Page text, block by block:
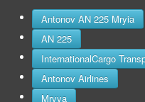
Antonov AN 225 Mryia
AN 225
InternationalCargo
Antonov Airlines
Mryya